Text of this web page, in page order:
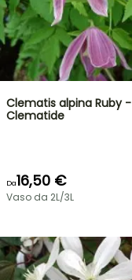
Clematis alpina Ruby -
Clematide
Da16,50 €
Vaso da 2L/3L